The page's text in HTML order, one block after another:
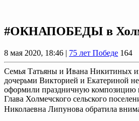
#ОКНАПОБЕДЫ в
8 мая 2020, 18:46 | 75 лет Победе 164
Семья Татьяны и Ивана Никитиных
дочерьми Викторией и Екатериной
оформили праздничную композицию
Глава Холмечского сельского
Николаевна Липунова обратила